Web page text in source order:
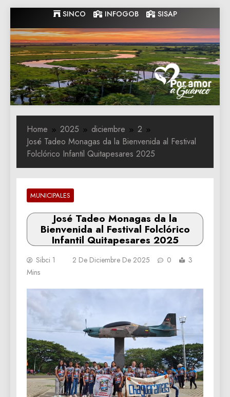
to
content
SINCO INFOGOB SISAP
Gobernacion
de Guarico
Gobernacion de Guarico
Home 2025 diciembre
2
José Tadeo Monagas da la Bienvenida al Festival
Folclórico Infantil Quitapesares 2025
MUNICIPALES
José Tadeo Monagas da la
Bienvenida al Festival Folclórico
Infantil Quitapesares 2025
Sibci 1 2 De Diciembre De 2025 0
3
Mins